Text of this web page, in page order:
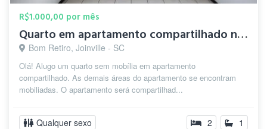
R$1.000,00 por mês
Quarto em apartamento compartilhado no Bairro Bom Retiro
Bom Retiro, Joinville - SC
Olá! Alugo um quarto sem mobília em apartamento
compartilhado. As demais áreas do apartamento se encontram
mobiliadas. O apartamento será compartilhad...
Qualquer sexo 2 1